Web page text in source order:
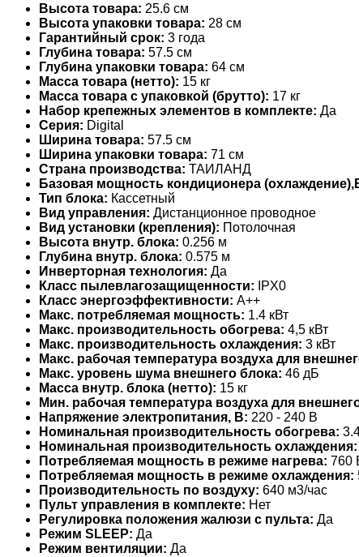
Высота товара: 25.6 см
Высота упаковки товара: 28 см
Гарантийный срок: 3 года
Глубина товара: 57.5 см
Глубина упаковки товара: 64 см
Масса товара (нетто): 15 кг
Масса товара с упаковкой (брутто): 17 кг
Набор крепежных элементов в комплекте: Да
Серия: Digital
Ширина товара: 57.5 см
Ширина упаковки товара: 71 см
Страна производства: ТАИЛАНД
Базовая мощность кондиционера
Тип блока: Кассетный
Вид управления: Дистанционное проводное
Вид установки (крепления): Потолочная
Высота внутр. блока: 0.256 м
Глубина внутр. блока: 0.575 м
Инверторная технология: Да
Класс пылевлагозащищенности: IPX0
Класс энергоэффективности: A++
Макс. потребляемая мощность: 1.4 кВт
Макс. производительность обогрева: 4,5 кВт
Макс. производительность охлаждения: 3 кВт
Макс. рабочая температура воздуха для
Макс. уровень шума внешнего блока: 46 дБ
Масса внутр. блока (нетто): 15 кг
Мин. рабочая температура воздуха для
Напряжение электропитания, В: 220 - 240 В
Номинальная производительность обогрева:
Номинальная производительность охлаждения:
Потребляемая мощность в режиме нагрева: 760
Потребляемая мощность в режиме охлаждения:
Производительность по воздуху: 640 м3/час
Пульт управления в комплекте: Нет
Регулировка положения жалюзи с пульта: Да
Режим SLEEP: Да
Режим вентиляции: Да